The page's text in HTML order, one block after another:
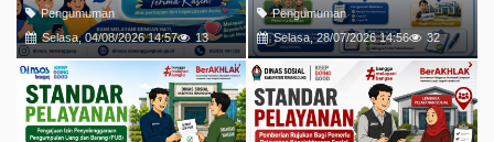
Pengumuman
Selasa, 04/08/2026 14:57
13
Pengumuman
Selasa, 28/07/2026 14:56
32